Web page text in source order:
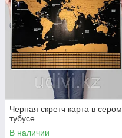
Черная скретч карта в сером
тубусе
В наличии